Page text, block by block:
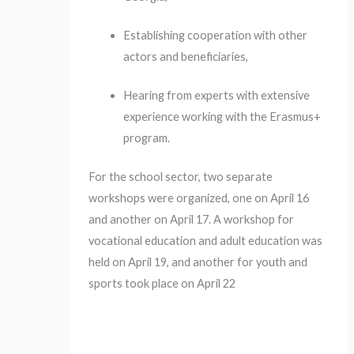
Establishing cooperation with other
actors and beneficiaries,
Hearing from experts with extensive
experience working with the Erasmus+
program.
For the school sector, two separate
workshops were organized, one on April 16
and another on April 17. A workshop for
vocational education and adult education was
held on April 19, and another for youth and
sports took place on April 22